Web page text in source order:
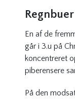
En af de
går i 3.u på
koncentreret
piberensere
På den